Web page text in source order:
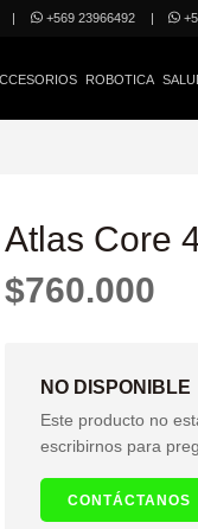
| +569 23966492 |
ROBOTICA
Atlas Core
$760.000
NO DISPONIBLE
Este producto no
escribirnos para
CONTÁCTANOS